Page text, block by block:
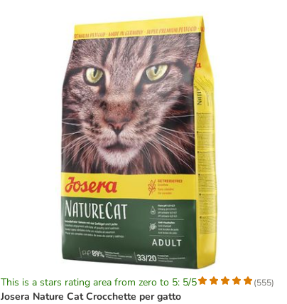
This is a stars rating area from zero to 5: 5/5 (555)
Josera Nature Cat Crocchette per gatto